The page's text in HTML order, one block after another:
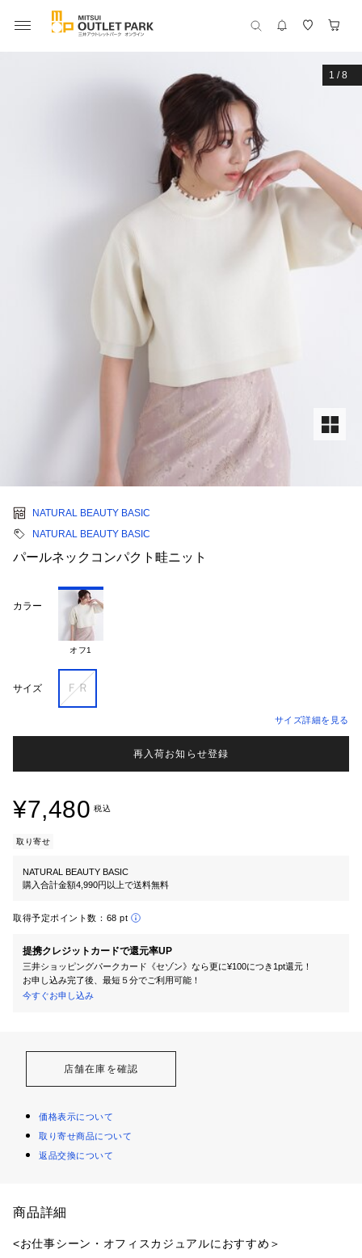
1 /8
NATURAL BEAUTY BASIC
NATURAL BEAUTY BASIC
パールネックコンパクト畦ニット
カラー
オフ1
サイズ ＦＲ
サイズ詳細を見る
再入荷お知らせ登録
¥7,480 税込
取り寄せ
NATURAL BEAUTY BASIC
購入合計金額4,990円以上で送料無料
取得予定ポイント数： 68 pt
提携クレジットカードで還元率UP
三井ショッピングパークカード《セゾン》なら更に¥100につき1pt還元！
お申し込み完了後、最短５分でご利用可能！
今すぐお申し込み
店舗在庫を確認
価格表示について
取り寄せ商品について
返品交換について
商品詳細
<お仕事シーン・オフィスカジュアルにおすすめ＞